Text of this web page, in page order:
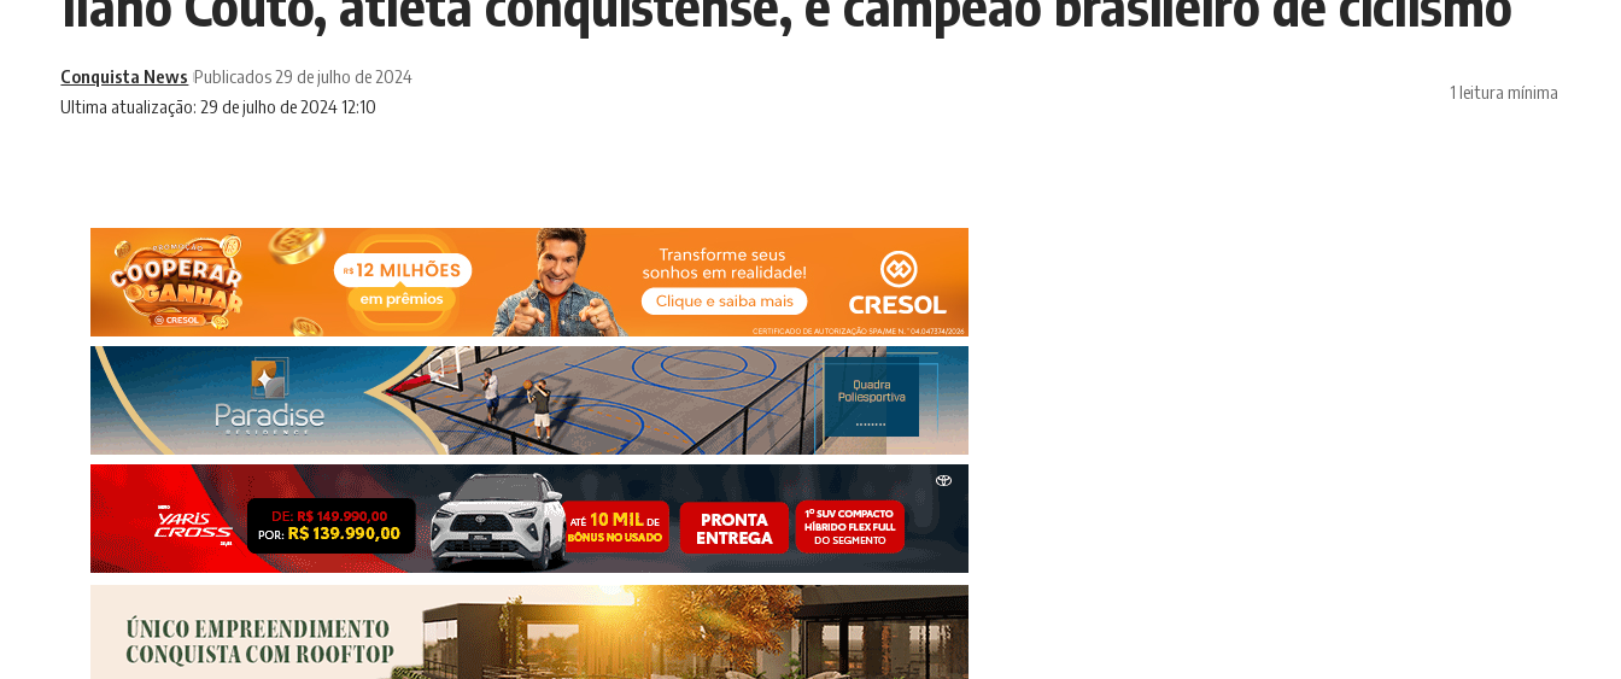
Ultima atualização: 29 de julho de 2024 12:10
Conquista News Publicados 29 de julho de 2024
1 leitura mínima